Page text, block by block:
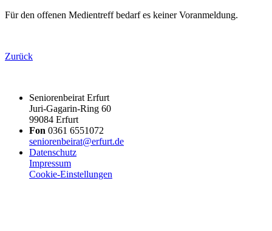
Für den offenen Medientreff bedarf es keiner Voranmeldung.
Zurück
Seniorenbeirat Erfurt
Juri-Gagarin-Ring 60
99084 Erfurt
Fon 0361 6551072
seniorenbeirat@erfurt.de
Datenschutz
Impressum
Cookie-Einstellungen